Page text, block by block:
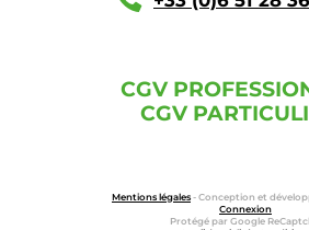
CGV
CGV
Mentions légales- Conception et
Connexion
Protégé par Google